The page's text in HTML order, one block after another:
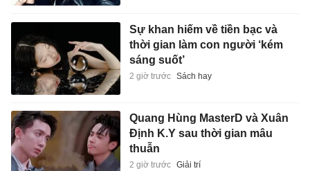
Sự khan hiếm về tiền bạc và
thời gian làm con người ‘kém
sáng suốt’
2 giờ trước Sách hay
Quang Hùng MasterD và Xuân
Định K.Y sau thời gian mâu
thuẫn
2 giờ trước Giải trí